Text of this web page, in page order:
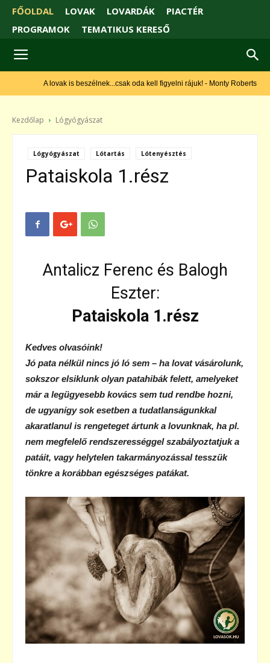
FŐOLDAL LOVAK LOVARDÁK
PIACTÉR
PROGRAMOK
TEMATIKUS KERESŐ
A lovak is beszélnek...csak oda kell figyelni rájuk! - Monty Roberts
Kezdőlap Lógyógyászat
Lógyógyászat Lótartás Lótenyésztés
Pataiskola 1.rész
Antalicz Ferenc és Balogh
Eszter:
Pataiskola 1.rész
Kedves olvasóink!
Jó pata nélkül nincs jó ló sem – ha lovat vásárolunk,
sokszor elsiklunk olyan patahibák felett, amelyeket
már a legügyesebb kovács sem tud rendbe hozni,
de ugyanígy sok esetben a tudatlanságunkkal
akaratlanul is rengeteget ártunk a lovunknak, ha pl.
nem megfelelő rendszerességgel szabályoztatjuk a
patáit, vagy helytelen takarmányozással tesszük
tönkre a korábban egészséges patákat.